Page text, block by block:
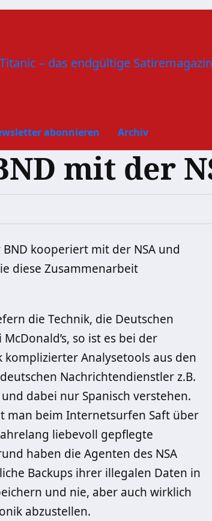
abonnieren Archiv
mit der
kooperiert mit der NSA und
diese Zusammenarbeit
die Technik, die Deutschen
so ist es bei der
Analysetools aus den
Nachrichtendienstler z.B.
dabei nur Spanisch verstehen.
man beim Internetsurfen Saft über
liebevoll gepflegte
haben die Agenten des NSA
Backups ihrer illegalen Daten in
und nie, aber auch wirklich
abzustellen.